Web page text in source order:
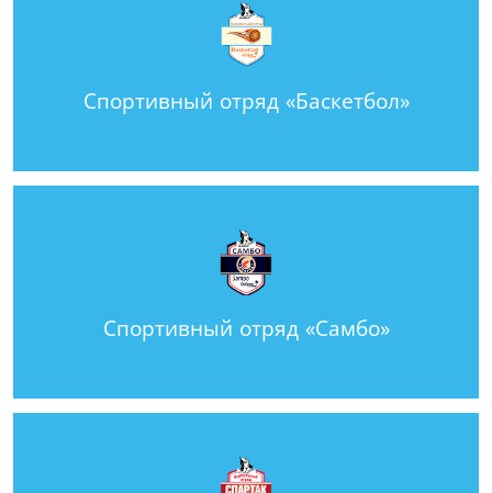
Спортивный отряд «Баскетбол»
Спортивный отряд «Самбо»